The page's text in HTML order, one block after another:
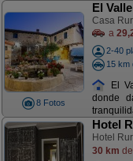
8 Fotos
El
Casa
a
2-40
15 km
El
donde
Hotel
Hotel
30 km